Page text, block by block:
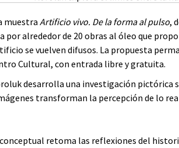
muestra Artificio vivo. De la forma al pulso,
por alrededor de 20 obras al óleo que
se vuelven difusos. La propuesta
Cultural, con entrada libre y gratuita.
desarrolla una investigación pictórica
transforman la percepción de lo
retoma las reflexiones del